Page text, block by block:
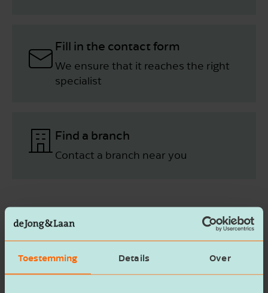
Toestemming Details Over
Fill in the contact form
We ensure that it reaches the right
specialist
Find a branch
Contact a branch near you
Contact ­ form